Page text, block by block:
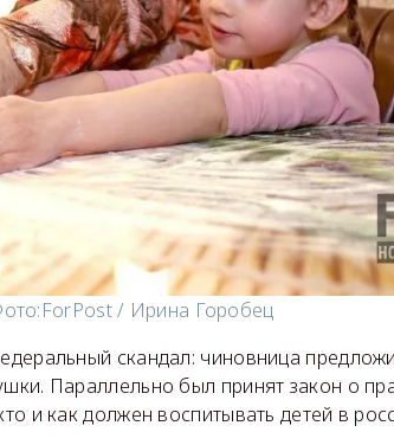
ForPost / Ирина Горобец
скандал: чиновница
Параллельно был принят закон о
и как должен воспитывать детей в